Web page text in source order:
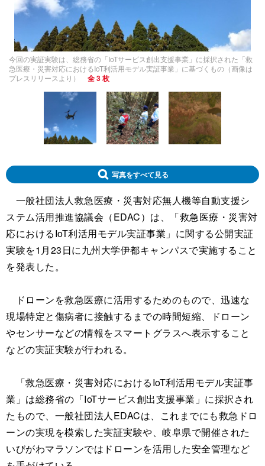
今回の実証実験は、総務省の「IoTサービス創出支援事業」に採択された「救
急医療・災害対応におけるIoT利活用モデル実証事業」に基づくもの（画像は
プレスリリースより）
全 3 枚
写真をすべて見る
一般社団法人救急医療・災害対応無人機等自動支援シ
ステム活用推進協議会（EDAC）は、「救急医療・災害対
応におけるIoT利活用モデル実証事業」に関する公開実証
実験を1月23日に九州大学伊都キャンパスで実施すること
を発表した。
ドローンを救急医療に活用するためのもので、迅速な
現場特定と傷病者に接触するまでの時間短縮、ドローン
やセンサーなどの情報をスマートグラスへ表示すること
などの実証実験が行われる。
「救急医療・災害対応におけるIoT利活用モデル実証事
業」は総務省の「IoTサービス創出支援事業」に採択され
たもので、一般社団法人EDACは、これまでにも救急ドロ
ーンの実現を模索した実証実験や、岐阜県で開催された
いびがわマラソンではドローンを活用した安全管理など